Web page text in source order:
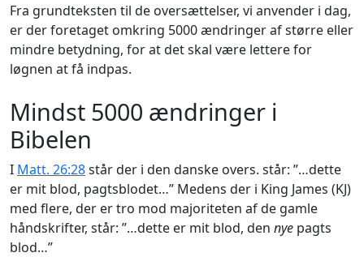
Fra grundteksten til de oversættelser, vi anvender i dag,
er der foretaget omkring 5000 ændringer af større eller
mindre betydning, for at det skal være lettere for
løgnen at få indpas.
Mindst 5000 ændringer i
Bibelen
I Matt. 26:28står der i den danske overs. står: ”…dette
er mit blod, pagtsblodet…” Medens der i King James (KJ)
med flere, der er tro mod majoriteten af de gamle
håndskrifter, står: ”…dette er mit blod, den nye pagts
blod…”